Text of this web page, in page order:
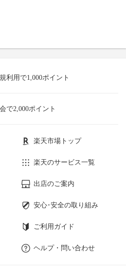
利用で1,000ポイント
で2,000ポイント
楽天市場トップ
楽天のサービス一覧
出店のご案内
安心･安全の取り組み
ご利用ガイド
ヘルプ・問い合わせ